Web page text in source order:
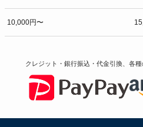
10,000円〜
クレジット・銀行振込・代金引換、各